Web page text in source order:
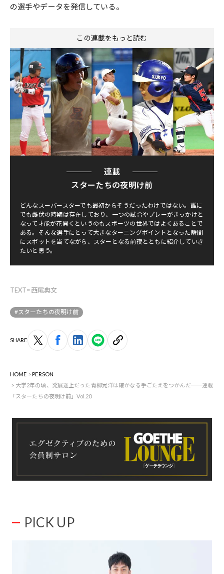
の選手やデータを発信している。
この連載をもっと読む
連載
スターたちの夜明け前
どんなスーパースターでも最初からそうだったわけではない。誰に
でも雌伏の時期は存在しており、一つの試合やプレーがきっかけと
なって才能が花開くというのもスポーツの世界ではよくあることで
ある。そんな選手にとって大きなターニングポイントとなった瞬間
にスポットを当てながら、スターとなる前夜とともに紹介していき
たいと思う。
TEXT=西尾典文
#スターたちの夜明け前
SHARE
HOME
PERSON
大学2年の頃、発展途上だった青柳晃洋は確かなる手ごたえをつかんだ──連載
「スターたちの夜明け前」Vol.20
PICK UP